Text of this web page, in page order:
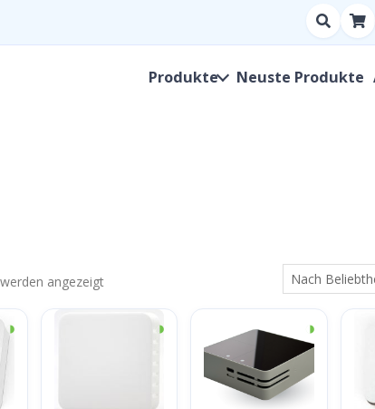
Suchen
nach
Hersteller,
Produkte Neuste Produkte
angezeigtNach
Beliebtheit
◑ ◑ ◑